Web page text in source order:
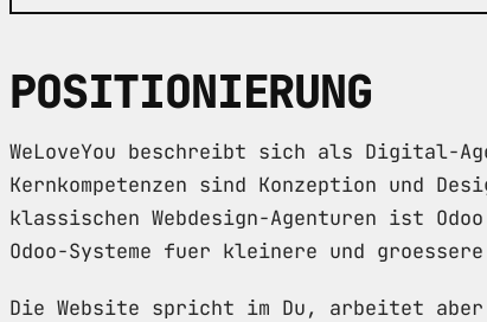
POSITIONIERUNG
WeLoveYou beschreibt sich als Digital-
Kernkompetenzen sind Konzeption und
klassischen Webdesign-Agenturen ist
Odoo-Systeme fuer kleinere und
Die Website spricht im Du, arbeitet